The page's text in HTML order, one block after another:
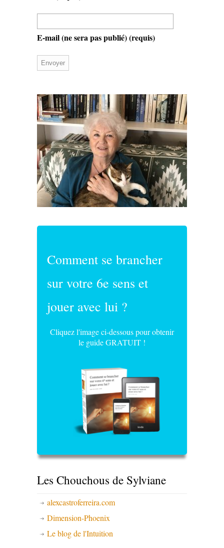
E-mail (ne sera pas publié)(requis)
Comment se brancher
sur votre 6e sens et
jouer avec lui ?
Cliquez l'image ci-dessous pour obtenir
le guide GRATUIT !
Les Chouchous de Sylviane
alexcastroferreira.com
Dimension-Phoenix
Le blog de l'Intuition